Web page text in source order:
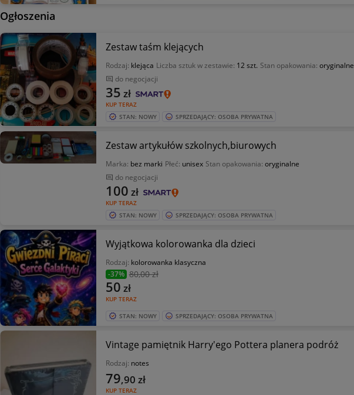
Ogłoszenia
Zestaw taśm klejących
Rodzaj: klejąca Liczba sztuk w zestawie: 12 szt. Stan opakowania: oryginalne
do negocjacji
KUP TERAZ
35 zł
STAN: NOWY SPRZEDAJĄCY: OSOBA PRYWATNA
Zestaw artykułów szkolnych,biurowych
Marka: bez marki Płeć: unisex Stan opakowania: oryginalne
do negocjacji
KUP TERAZ
100 zł
STAN: NOWY SPRZEDAJĄCY: OSOBA PRYWATNA
Wyjątkowa kolorowanka dla dzieci
Rodzaj: kolorowanka klasyczna
-37% 80,00 zł
KUP TERAZ
50 zł
STAN: NOWY SPRZEDAJĄCY: OSOBA PRYWATNA
Vintage pamiętnik Harry'ego Pottera planera podróż
Rodzaj: notes
KUP TERAZ
79,90 zł